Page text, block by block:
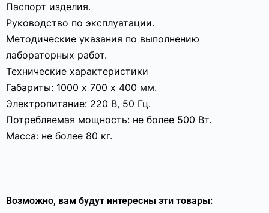
Паспорт изделия.
Руководство по эксплуатации.
Методические указания по выполнению
лабораторных работ.
Технические характеристики
Габариты: 1000 х 700 х 400 мм.
Электропитание: 220 В, 50 Гц.
Потребляемая мощность: не более 500 Вт.
Масса: не более 80 кг.
Возможно, вам будут интересны эти товары: